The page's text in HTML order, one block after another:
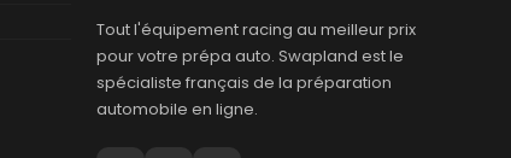
Tout l'équipement racing au meilleur prix
pour votre prépa auto. Swapland est le
spécialiste français de la préparation
automobile en ligne.